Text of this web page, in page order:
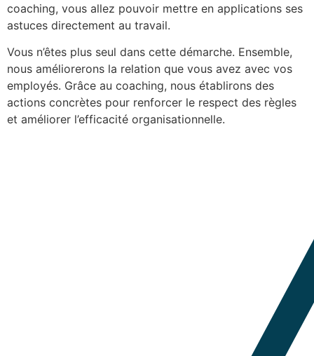
coaching, vous allez pouvoir mettre en applications ses
astuces directement au travail.
Vous n’êtes plus seul dans cette démarche. Ensemble,
nous améliorerons la relation que vous avez avec vos
employés. Grâce au coaching, nous établirons des
actions concrètes pour renforcer le respect des règles
et améliorer l’efficacité organisationnelle.